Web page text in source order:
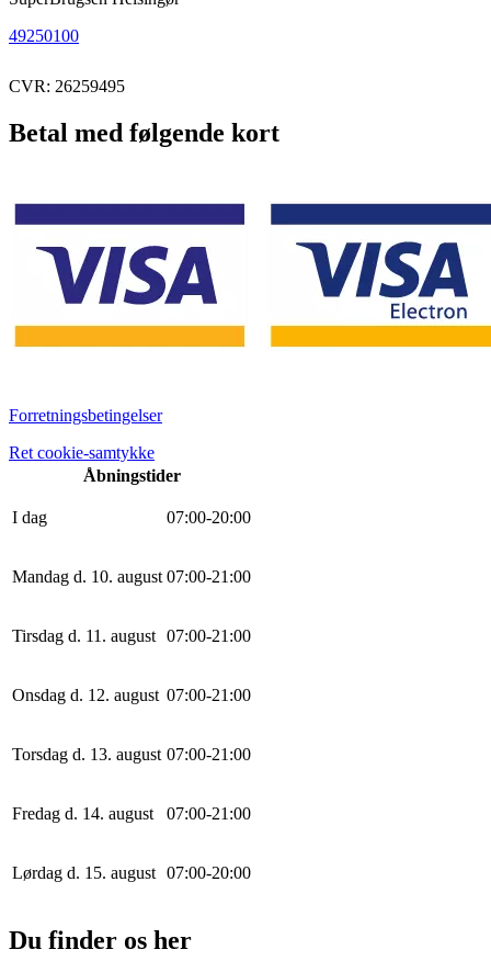
49250100
CVR: 26259495
Betal med følgende kort
Forretningsbetingelser
Ret cookie-samtykke
Åbningstider
I dag 07:00-20:00
Mandag d. 10. august 07:00-21:00
Tirsdag d. 11. august 07:00-21:00
Onsdag d. 12. august 07:00-21:00
Torsdag d. 13. august 07:00-21:00
Fredag d. 14. august 07:00-21:00
Lørdag d. 15. august 07:00-20:00
Du finder os her